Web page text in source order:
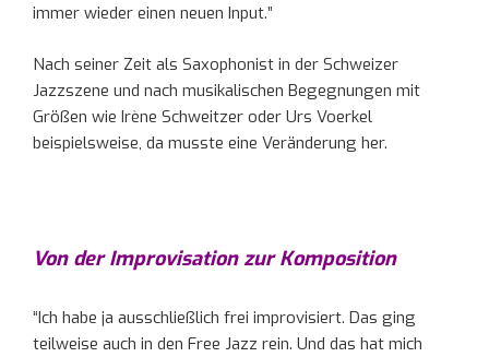
immer wieder einen neuen Input.”
Nach seiner Zeit als Saxophonist in der Schweizer
Jazzszene und nach musikalischen Begegnungen mit
Größen wie Irène Schweitzer oder Urs Voerkel
beispielsweise, da musste eine Veränderung her.
Von der Improvisation zur Komposition
“Ich habe ja ausschließlich frei improvisiert. Das ging
teilweise auch in den Free Jazz rein. Und das hat mich